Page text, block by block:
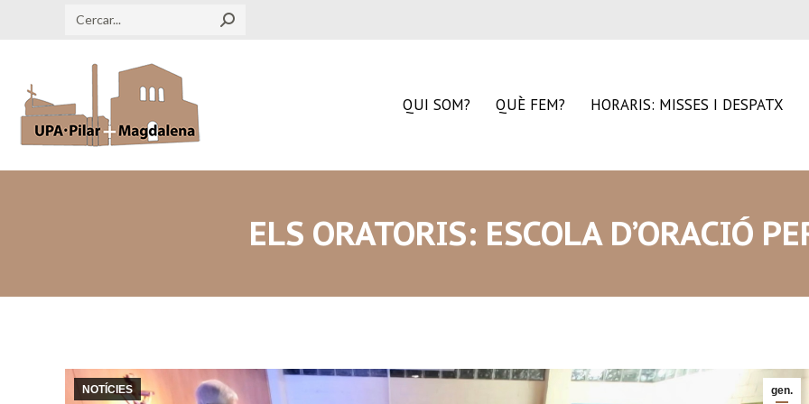
Search:
QUI SOM? QUÈ FEM? HORARIS: MISSES I DESPATX
ELS ORATORIS: ESCOLA D’ORACIÓ
gen.
NOTÍCIES